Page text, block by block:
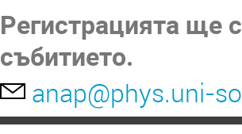
Регистрацията ще
събитието.
anap@phys.uni-